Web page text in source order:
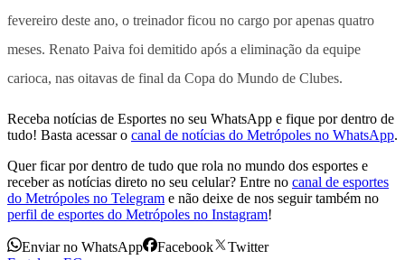
fevereiro deste ano, o treinador ficou no cargo por apenas quatro
meses. Renato Paiva foi demitido após a eliminação da equipe
carioca, nas oitavas de final da Copa do Mundo de Clubes.
Receba notícias de Esportes no seu WhatsApp e fique por dentro de
tudo! Basta acessar o canal de notícias do Metrópoles no WhatsApp.
Quer ficar por dentro de tudo que rola no mundo dos esportes e
receber as notícias direto no seu celular? Entre no canal de esportes
do Metrópoles no Telegram e não deixe de nos seguir também no
perfil de esportes do Metrópoles no Instagram!
Enviar no WhatsApp Facebook
Twitter